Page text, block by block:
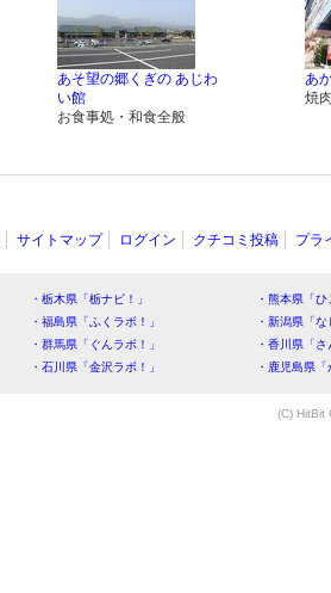
あそ望の郷くぎの あじわ
い館
お食事処・和食全般
あ
焼
サイトマップ ログイン クチコミ投稿 プラ
・栃木県「栃ナビ！」
・熊本県「
・福島県「ふくラボ！」
・新潟県「
・群馬県「ぐんラボ！」
・香川県「
・石川県「金沢ラボ！」
・鹿児島県
(C) HitBit